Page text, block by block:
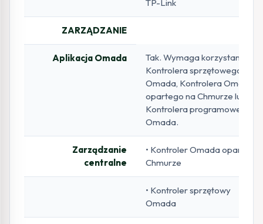
TP-Link
ZARZĄDZANIE
Aplikacja Omada
Tak. Wymaga korzystania z
Kontrolera sprzętowego
Omada, Kontrolera Omada
opartego na Chmurze lub
Kontrolera programowego
Omada.
Zarządzanie
centralne
• Kontroler Omada oparty na
Chmurze
• Kontroler sprzętowy
Omada